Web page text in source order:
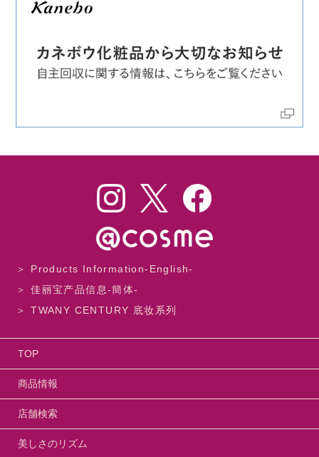
＞ Products Information-English-
＞ 佳丽宝产品信息-簡体-
＞ TWANY CENTURY 底妆系列
TOP
商品情報
店舗検索
美しさのリズム